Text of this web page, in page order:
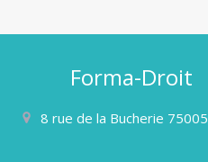
Forma-Droit
8 rue de la Bucherie 75005